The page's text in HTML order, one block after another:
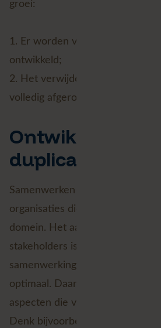
groei:
1. Er worden veel duplicate
ontwikkeld;
2. Het verwijderen van
volledig afgerond.
Ontwikkeling van
duplicate
Samenwerken is een klus op
organisaties die een rol hebben
domein. Het aantal teams,
stakeholders is groot en de
samenwerking tussen al die
optimaal. Daarnaast zijn er heel
aspecten die van invloed zijn op
Denk bijvoorbeeld aan juridische